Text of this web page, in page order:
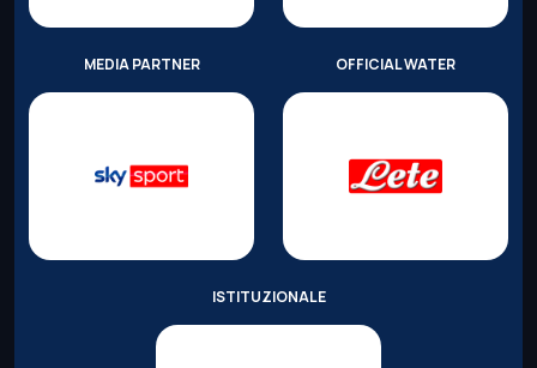
MEDIA PARTNER OFFICIAL WATER
ISTITUZIONALE